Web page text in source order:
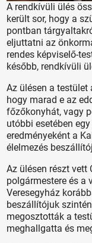
A rendkívüli ülés
került sor, hogy a
pontban
eljuttatni az
rendes képviselő-
később, rendkívüli
Az ülésen a testület
hogy marad e az
főzőkonyhát, vagy
utóbbi esetében
eredményeként a
élelmezés
Az ülésen részt vett
polgármestere és a
Veresegyház
beszállítójuk
megosztották a
meghallgatta és